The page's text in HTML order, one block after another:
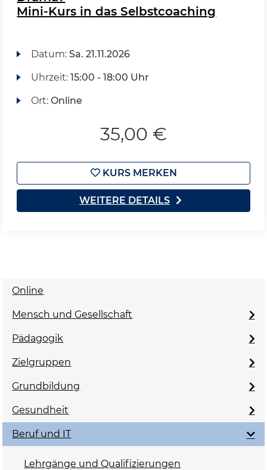
Mini-Kurs in das Selbstcoaching
Datum: Sa. 21.11.2026
Uhrzeit: 15:00 - 18:00 Uhr
Ort: Online
35,00 €
KURS MERKEN
WEITERE DETAILS
Online
Mensch und Gesellschaft
Pädagogik
Zielgruppen
Grundbildung
Gesundheit
Beruf und IT
Lehrgänge und Qualifizierungen